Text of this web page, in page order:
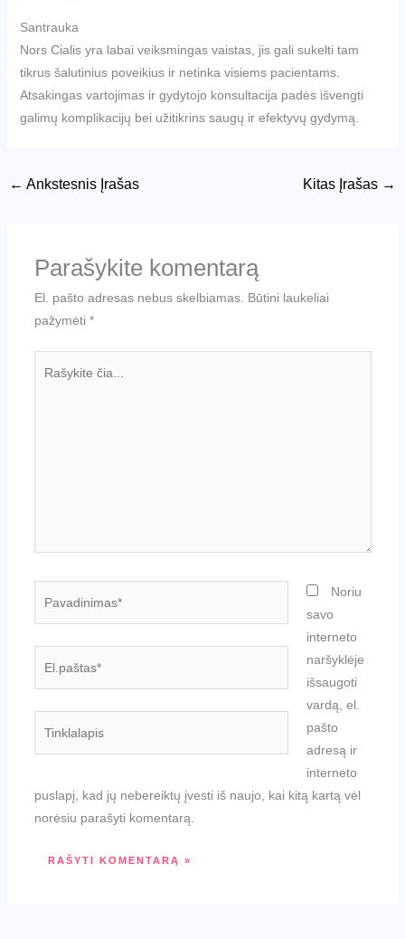
Santrauka
Nors Cialis yra labai veiksmingas vaistas, jis gali sukelti tam
tikrus šalutinius poveikius ir netinka visiems pacientams.
Atsakingas vartojimas ir gydytojo konsultacija padės išvengti
galimų komplikacijų bei užitikrins saugų ir efektyvų gydymą.
← Ankstesnis Įrašas Kitas Įrašas →
Parašykite komentarą
El. pašto adresas nebus skelbiamas. Būtini laukeliai
pažymėti *
Noriu
savo
interneto
naršyklėje
išsaugoti
vardą, el.
pašto
adresą ir
interneto
puslapį, kad jų nebereiktų įvesti iš naujo, kai kitą kartą vėl
norėsiu parašyti komentarą.